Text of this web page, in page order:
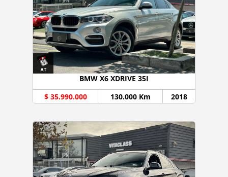
BMW X6 XDRIVE 35I
$ 35.990.000
130.000 Km 2018